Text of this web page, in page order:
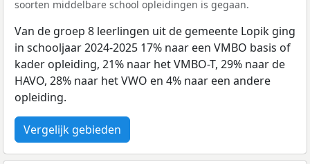
soorten middelbare school opleidingen is gegaan.
Van de groep 8 leerlingen uit de gemeente Lopik ging
in schooljaar 2024-2025 17% naar een VMBO basis of
kader opleiding, 21% naar het VMBO-T, 29% naar de
HAVO, 28% naar het VWO en 4% naar een andere
opleiding.
Vergelijk gebieden